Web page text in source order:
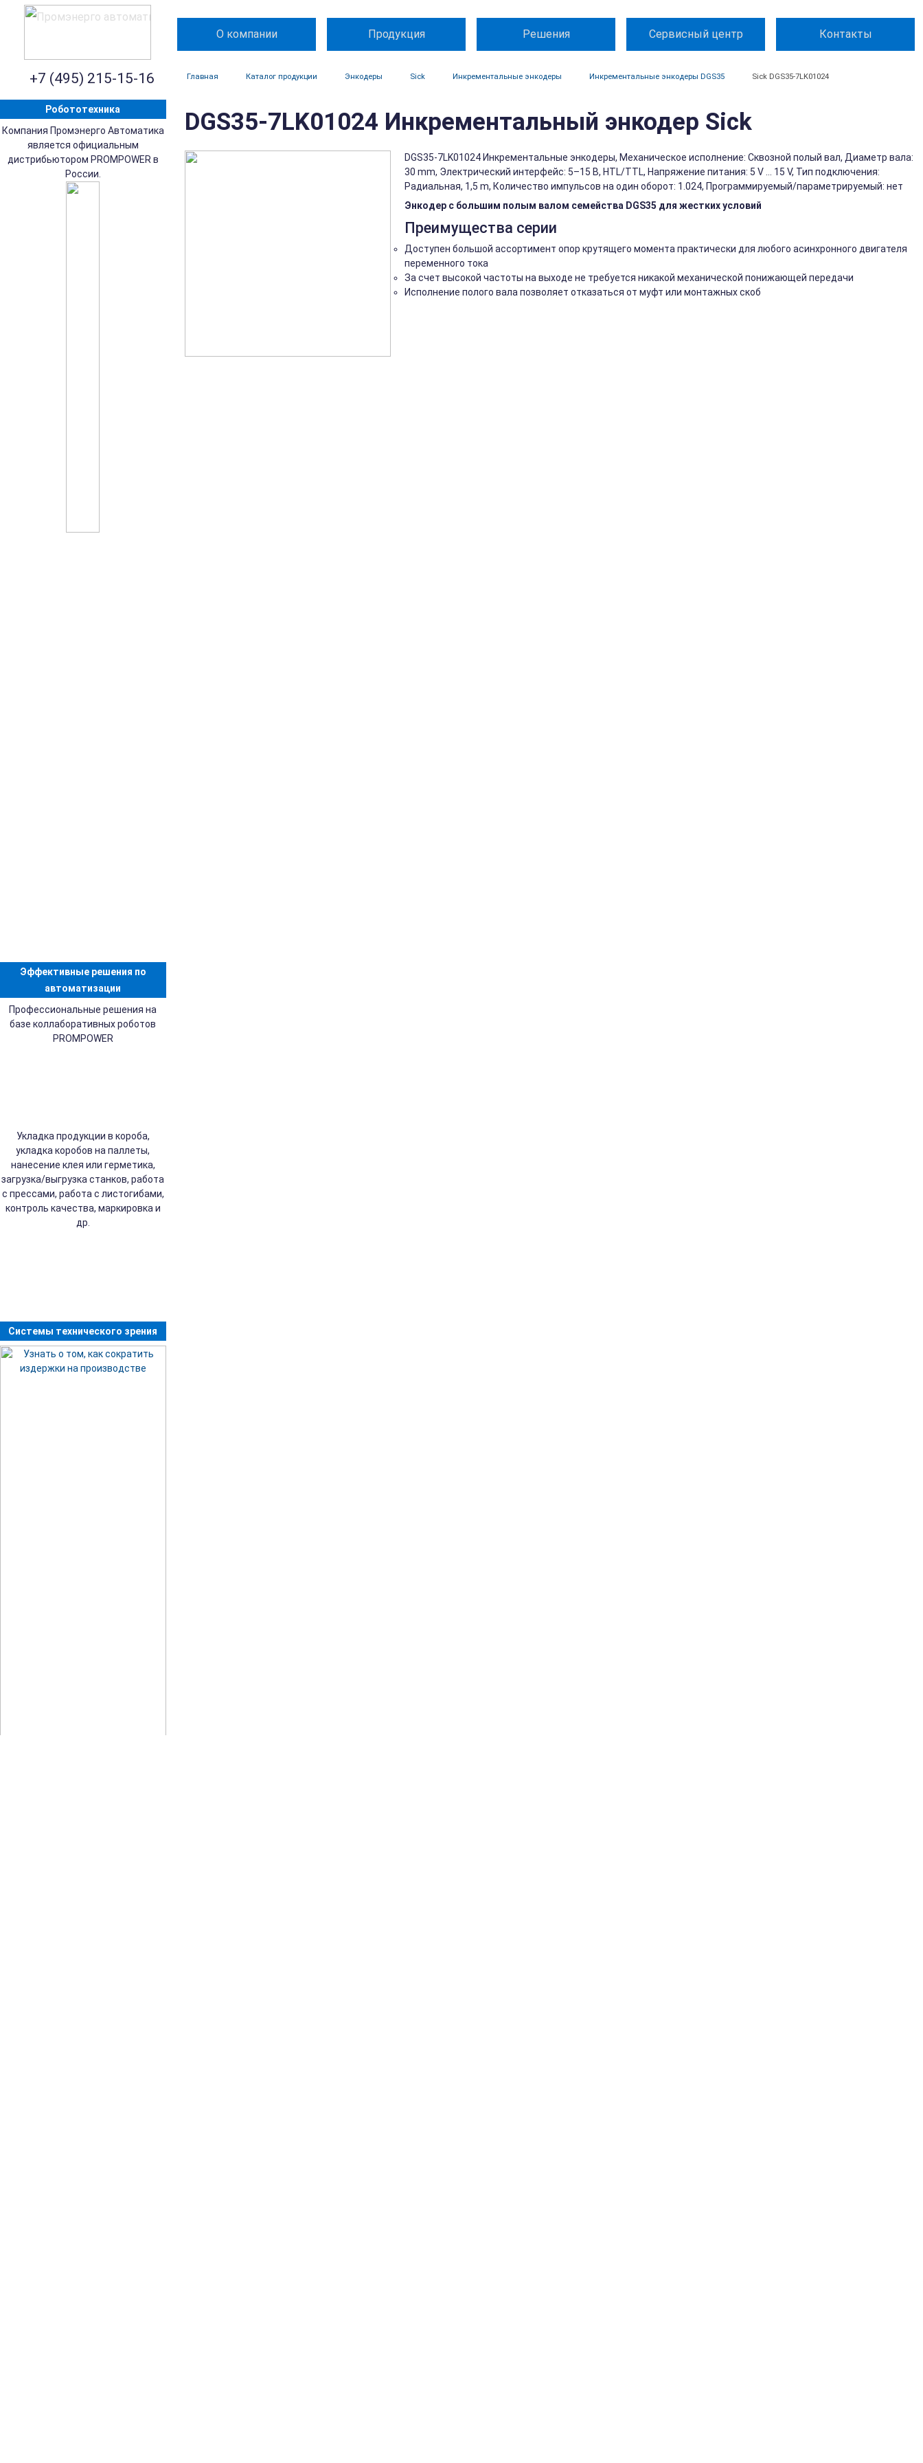
О компании Продукция Решения Сервисный центр Контакты
+7 (495) 215-15-16 Главная Каталог продукции Энкодеры Sick Инкрементальные энкодеры Инкрементальные энкодеры DGS35 Sick DGS35-7LK01024
Робототехника
Компания Промэнерго Автоматика
является официальным
дистрибьютором PROMPOWER в
России.
Эффективные решения по
автоматизации
Профессиональные решения на
базе коллаборативных роботов
PROMPOWER
Укладка продукции в короба,
укладка коробов на паллеты,
нанесение клея или герметика,
загрузка/выгрузка станков, работа
с прессами, работа с листогибами,
контроль качества, маркировка и
др.
Системы технического зрения
DGS35-7LK01024 Инкрементальный энкодер Sick
DGS35-7LK01024 Инкрементальные энкодеры, Механическое исполнение: Сквозной полый вал, Диаметр вала:
30 mm, Электрический интерфейс: 5–15 В, HTL/TTL, Напряжение питания: 5 V ... 15 V, Тип подключения:
Радиальная, 1,5 m, Количество импульсов на один оборот: 1.024, Программируемый/параметрируемый: нет
Энкодер с большим полым валом семейства DGS35 для жестких условий
Преимущества серии
Доступен большой ассортимент опор крутящего момента практически для любого асинхронного двигателя
переменного тока
За счет высокой частоты на выходе не требуется никакой механической понижающей передачи
Исполнение полого вала позволяет отказаться от муфт или монтажных скоб